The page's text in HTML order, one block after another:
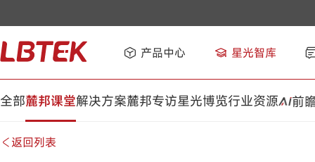
产品中心 星光智库
全部麓邦课堂解决方案麓邦专访星光博览行业资源 前
返回列表